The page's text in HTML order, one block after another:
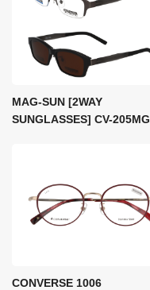
MAG-SUN [2WAY
SUNGLASSES] CV-205MG
CONVERSE 1006